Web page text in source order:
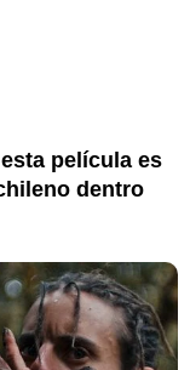
película es
dentro